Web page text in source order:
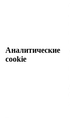
Аналитические
cookie